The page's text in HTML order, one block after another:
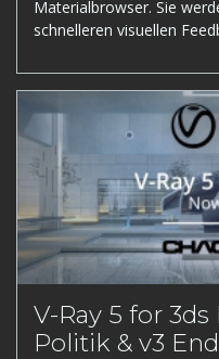
Materialbrowser. Sie
schnelleren visuellen
V-Ray 5 for
Politik & v3